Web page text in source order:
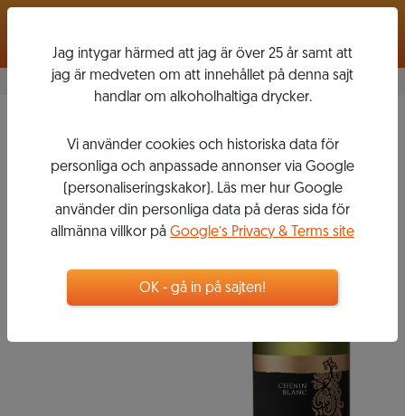
Ancient Earth Chenin
2016
BELLINGHAM
Jag intygar härmed att jag är över 25 år samt att
jag är medveten om att innehållet på denna sajt
handlar om alkoholhaltiga drycker.
Vi använder cookies och historiska data för
personliga och anpassade annonser via Google
(personaliseringskakor). Läs mer hur Google
använder din personliga data på deras sida för
allmänna villkor på Google’s Privacy & Terms site
OK - gå in på sajten!